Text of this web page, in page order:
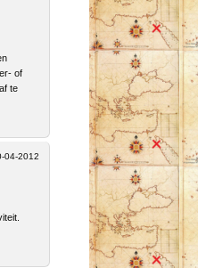
of
te
04-2012